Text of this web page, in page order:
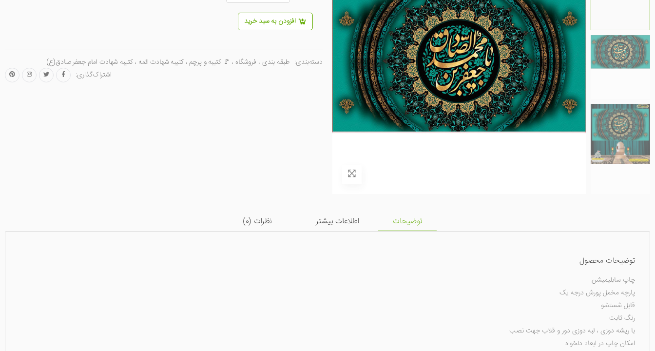
افزودن به سبد خرید
دسته‌بندی: طبقه بندی ، فروشگاه، 🚩 کتیبه و پرچم،کتیبه شهادت ائمه ،کتیبه شهادت امام جعفر صادق(ع)
اشتراک‌گذاری:
توضیحات اطلاعات بیشتر نظرات (0
)
توضیحات محصول
چاپ سابلیمیشن
پارچه مخمل پورش درجه یک
قابل شستشو
رنگ ثابت
با ریشه دوزی ، لبه دوزی دور و قلاب جهت نصب
امکان چاپ در ابعاد دلخواه